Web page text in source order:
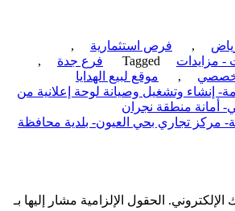
, فرص استثمارية
,
Tagged فرع جدة
,
, موقع لبيع الهدايا
وتشغيل وصيانة لوحة إعلانية من
منطقة نجران
تجاري بحي العيون- بلدية محافظة
الحقول الإلزامية مشار إليها بـ